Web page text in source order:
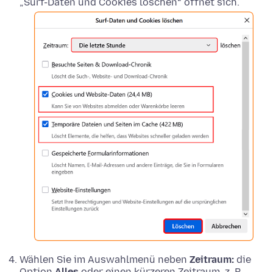
Wählen Sie im Auswahlmenü neben Zeitraum: die